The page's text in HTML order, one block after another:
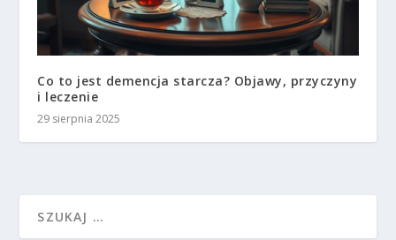
Co to jest demencja starcza? Objawy, przyczyny
i leczenie
29 sierpnia 2025